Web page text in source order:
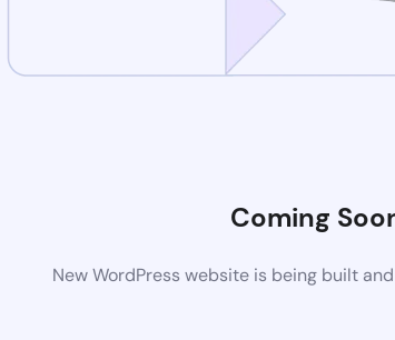
Coming
New WordPress website is being built